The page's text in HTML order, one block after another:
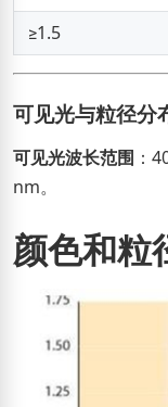
≥1.5
可见光与粒径分
可见光波长范围 ：
nm。
颜色和粒